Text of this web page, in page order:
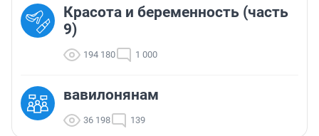
Красота и беременность (часть
9)
194 180 1 000
вавилонянам
36 198 139